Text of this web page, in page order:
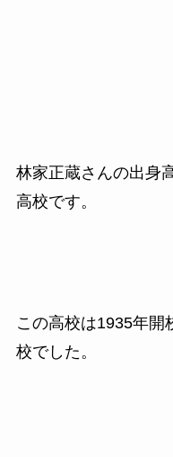
林家正蔵さんの出身
高校です。
この高校は1935年開
校でした。